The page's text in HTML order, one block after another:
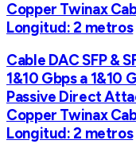
Copper Twinax
Longitud: 2 metros
Cable DAC SFP &
1&10 Gbps a 1&10
Passive Direct
Copper Twinax
Longitud: 2 metros